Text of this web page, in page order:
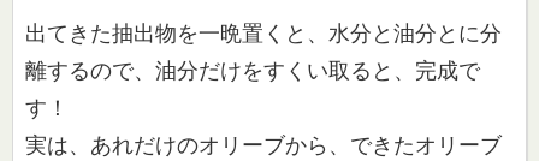
出てきた抽出物を一晩置くと、水分と油分とに分
離するので、油分だけをすくい取ると、完成で
す！
実は、あれだけのオリーブから、できたオリーブ